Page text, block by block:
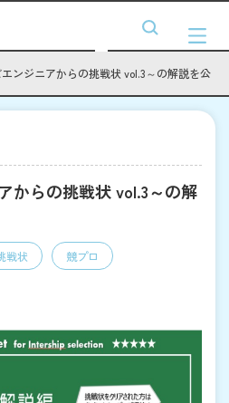
ンジニアからの挑戦状 vol.3～の解説を公開
からの挑戦状 vol.3～の解
戦状 競プロ